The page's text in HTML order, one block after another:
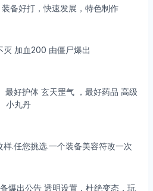
备好打，快速发展，特色制作
灭 加血200 由僵尸爆出
最好护体 玄天罡气 ，最好药品 高级
小丸丹
.任您挑选.一个装备美容符改一次
爆出公告 透明设置，杜绝变态，玩